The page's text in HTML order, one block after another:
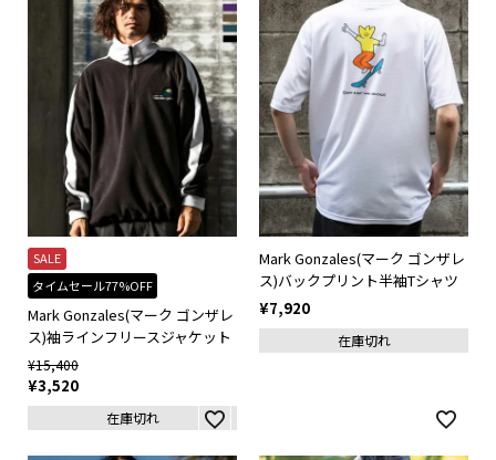
SALE
タイムセール77%OFF
Mark Gonzales(マーク ゴンザレ
ス)袖ラインフリースジャケット
¥15,400
¥3,520
在庫切れ
Mark Gonzales(マーク ゴンザレ
ス)バックプリント半袖Tシャツ
¥7,920
在庫切れ